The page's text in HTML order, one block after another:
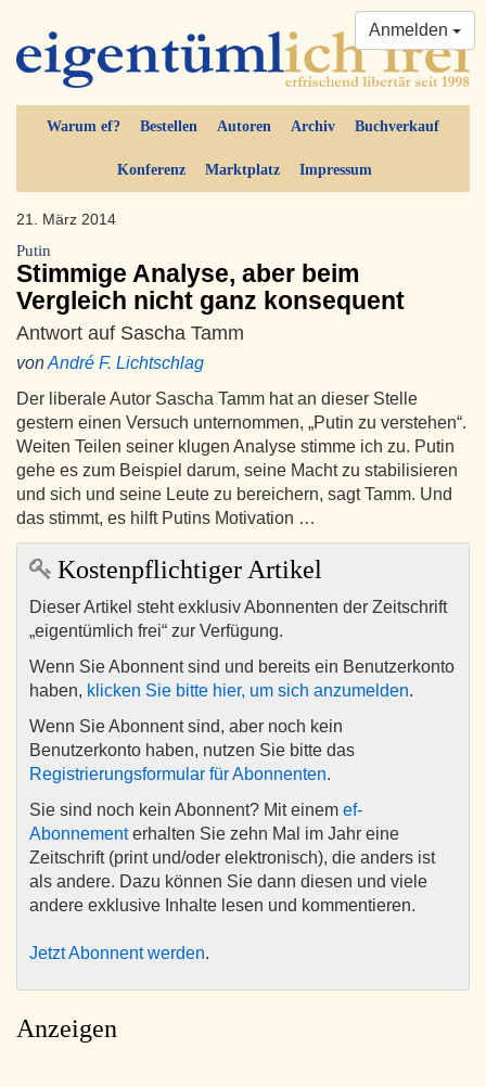
Warum ef? Bestellen Autoren Archiv Buchverkauf
Konferenz Marktplatz Impressum
Anmelden
21. März 2014
Putin
Stimmige Analyse, aber beim
Vergleich nicht ganz konsequent
Antwort auf Sascha Tamm
vonAndré F. Lichtschlag
Der liberale Autor Sascha Tamm hat an dieser Stelle
gestern einen Versuch unternommen, „Putin zu verstehen“.
Weiten Teilen seiner klugen Analyse stimme ich zu. Putin
gehe es zum Beispiel darum, seine Macht zu stabilisieren
und sich und seine Leute zu bereichern, sagt Tamm. Und
das stimmt, es hilft Putins Motivation …
Kostenpflichtiger Artikel
Dieser Artikel steht exklusiv Abonnenten der Zeitschrift
„eigentümlich frei“ zur Verfügung.
Wenn Sie Abonnent sind und bereits ein Benutzerkonto
haben, klicken Sie bitte hier, um sich anzumelden.
Wenn Sie Abonnent sind, aber noch kein
Benutzerkonto haben, nutzen Sie bitte das
Registrierungsformular für Abonnenten.
Sie sind noch kein Abonnent? Mit einem ef-
Abonnementerhalten Sie zehn Mal im Jahr eine
Zeitschrift (print und/oder elektronisch), die anders ist
als andere. Dazu können Sie dann diesen und viele
andere exklusive Inhalte lesen und kommentieren.
Jetzt Abonnent werden.
Anzeigen